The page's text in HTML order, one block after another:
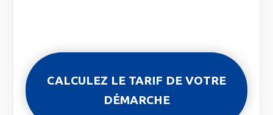
CALCULEZ LE TARIF DE VOTRE
DÉMARCHE